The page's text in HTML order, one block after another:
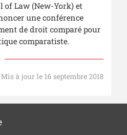
of Law (New-York) et
une conférence
de droit comparé pour
comparatiste.
Mis à jour le 16 septembre 2018